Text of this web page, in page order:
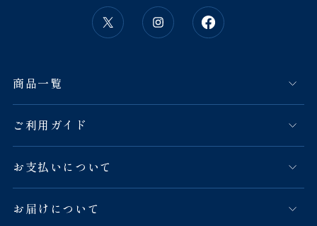
商品一覧
ご利用ガイド
お支払いについて
お届けについて